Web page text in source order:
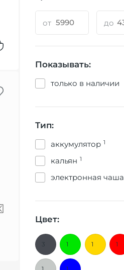
от до
Показывать:
только в наличии
Тип:
аккумулятор 1
кальян 1
электронная чаша
Цвет:
3 1 1 1